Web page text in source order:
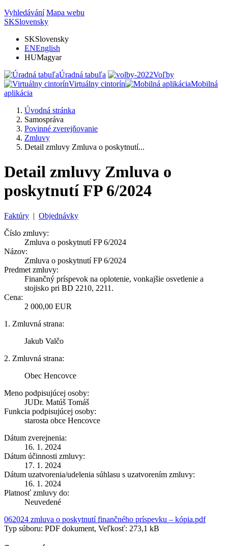
Vyhledávání Mapa webu
SKSlovensky
SKSlovensky
ENEnglish
HUMagyar
Úradná tabuľa
Voľby
Virtuálny cintorín
Mobilná
aplikácia
Úvodná stránka
Samospráva
Povinné zverejňovanie
Zmluvy
Detail zmluvy Zmluva o poskytnutí...
Detail zmluvy Zmluva o
poskytnutí FP 6/2024
Faktúry | Objednávky
Číslo zmluvy:
Zmluva o poskytnutí FP 6/2024
Názov:
Zmluva o poskytnutí FP 6/2024
Predmet zmluvy:
Finančný príspevok na oplotenie, vonkajšie osvetlenie a
stojisko pri BD 2210, 2211.
Cena:
2 000,00 EUR
1. Zmluvná strana:
Jakub Valčo
2. Zmluvná strana:
Obec Hencovce
Meno podpisujúcej osoby:
JUDr. Matúš Tomáš
Funkcia podpisujúcej osoby:
starosta obce Hencovce
Dátum zverejnenia:
16. 1. 2024
Dátum účinnosti zmluvy:
17. 1. 2024
Dátum uzatvorenia/udelenia súhlasu s uzatvorením zmluvy:
16. 1. 2024
Platnosť zmluvy do:
Neuvedené
062024 zmluva o poskytnutí finančného príspevku – kópia.pdf
Typ súboru: PDF dokument, Veľkosť: 273,1 kB